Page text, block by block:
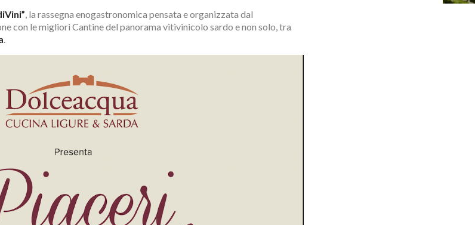
, la rassegna enogastronomica pensata e organizzata dal
con le migliori Cantine del panorama vitivinicolo sardo e non solo, tra
.